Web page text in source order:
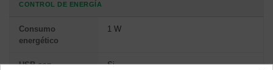
CONTROL DE ENERGÍA
Consumo
energético
1 W
USB con
Si